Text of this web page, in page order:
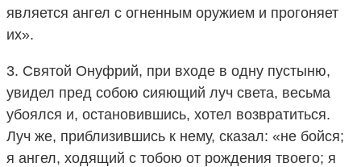
является ангел с огненным оружием и прогоняет
их».
3. Святой Онуфрий, при входе в одну пустыню,
увидел пред собою сияющий луч света, весьма
убоялся и, остановившись, хотел возвратиться.
Луч же, приблизившись к нему, сказал: «не бойся;
я ангел, ходящий с тобою от рождения твоего; я